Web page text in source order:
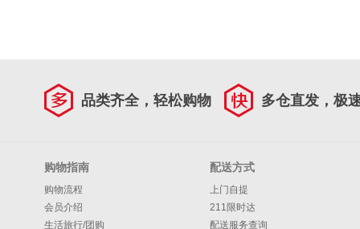
品类齐全，轻松购物 多仓直发，极
购物指南
购物流程
会员介绍
生活旅行/团购
配送方式
上门自提
211限时达
配送服务查询